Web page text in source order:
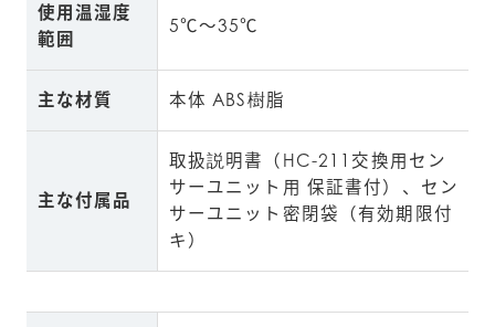
使用温湿度
範囲
5℃～35℃
主な材質 本体 ABS樹脂
主な付属品
取扱説明書（HC-211交換用セン
サーユニット用 保証書付）、セン
サーユニット密閉袋（有効期限付
キ）